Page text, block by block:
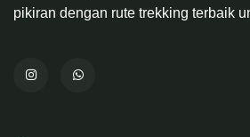
pikiran dengan rute trekking terbaik